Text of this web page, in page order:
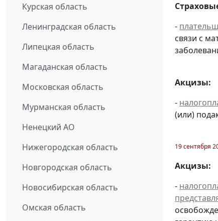
Курская область
Ленинградская область
Липецкая область
Магаданская область
Московская область
Мурманская область
Ненецкий АО
Нижегородская область
Новгородская область
Новосибирская область
Омская область
-
связи с
Акцизы:
-
(или)
19 сентября
Акцизы:
-